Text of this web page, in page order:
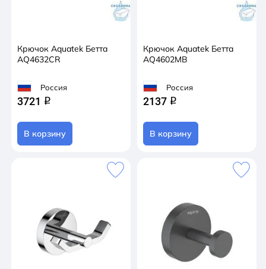
Крючок Aquatek Бетта
AQ4632CR
Россия
3721 q
В корзину
Крючок Aquatek Бетта
AQ4602MB
Россия
2137 q
В корзину